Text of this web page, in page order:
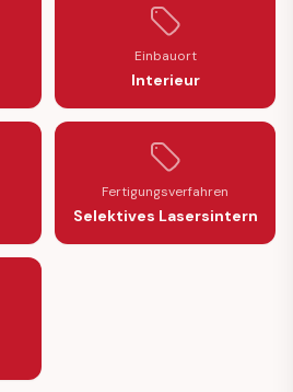
Einbauort
Interieur
Fertigungsverfahren
Selektives Lasersintern